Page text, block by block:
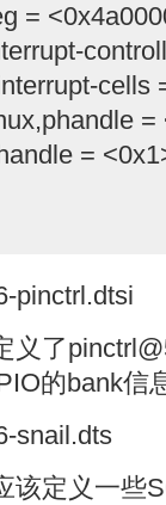
cells
=
=
pinctrl.dtsi
义了
的bank信
snail.dts
该定义一些